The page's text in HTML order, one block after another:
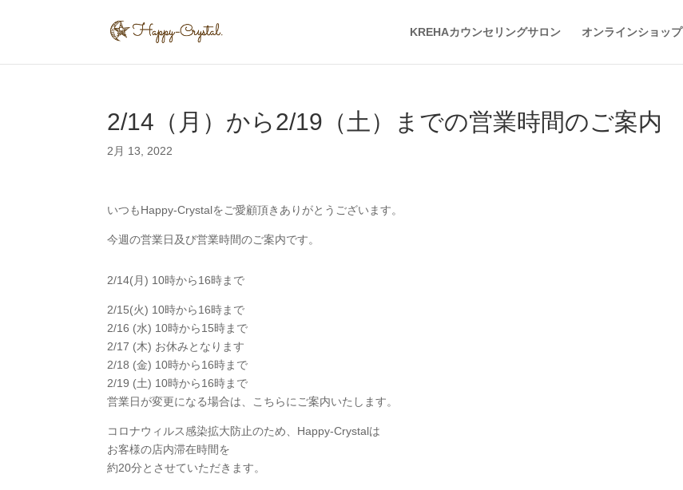
KREHAカウンセリングサロン オンラインショップ
2/14（月）から2/19（土）までの営業時間のご案内
2月 13, 2022
いつもHappy-Crystalをご愛顧頂きありがとうございます。
今週の営業日及び営業時間のご案内です。
2/14(月) 10時から16時まで
2/15(火) 10時から16時まで
2/16 (水) 10時から15時まで
2/17 (木) お休みとなります
2/18 (金) 10時から16時まで
2/19 (土) 10時から16時まで
営業日が変更になる場合は、こちらにご案内いたします。
コロナウィルス感染拡大防止のため、Happy-Crystalは
お客様の店内滞在時間を
約20分とさせていただきます。